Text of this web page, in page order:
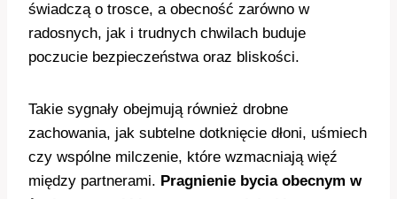
świadczą o trosce, a obecność zarówno w
radosnych, jak i trudnych chwilach buduje
poczucie bezpieczeństwa oraz bliskości.
Takie sygnały obejmują również drobne
zachowania, jak subtelne dotknięcie dłoni, uśmiech
czy wspólne milczenie, które wzmacniają więź
między partnerami. Pragnienie bycia obecnym w